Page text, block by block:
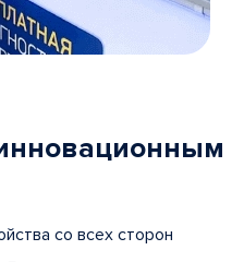
со всех сторон